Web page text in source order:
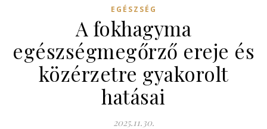
EGÉSZSÉG
A fokhagyma
egészségmegőrző ereje és
közérzetre gyakorolt
hatásai
2025.11.30.